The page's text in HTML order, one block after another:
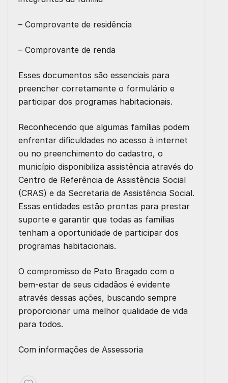
– Comprovante de residência
– Comprovante de renda
Esses documentos são essenciais para
preencher corretamente o formulário e
participar dos programas habitacionais.
Reconhecendo que algumas famílias podem
enfrentar dificuldades no acesso à internet
ou no preenchimento do cadastro, o
município disponibiliza assistência através do
Centro de Referência de Assistência Social
(CRAS) e da Secretaria de Assistência Social.
Essas entidades estão prontas para prestar
suporte e garantir que todas as famílias
tenham a oportunidade de participar dos
programas habitacionais.
O compromisso de Pato Bragado com o
bem-estar de seus cidadãos é evidente
através dessas ações, buscando sempre
proporcionar uma melhor qualidade de vida
para todos.
Com informações de Assessoria